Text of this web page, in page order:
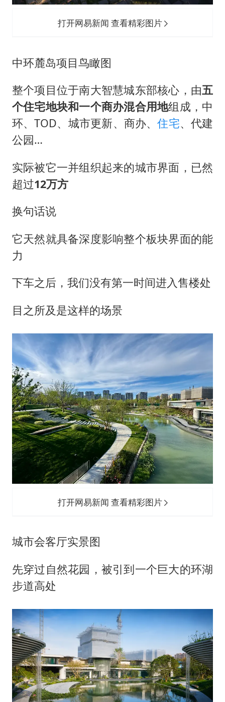
打开网易新闻 查看精彩图片
中环麓岛项目鸟瞰图
整个项目位于南大智慧城东部核心，由五
个住宅地块和一个商办混合用地组成，中
环、TOD、城市更新、商办、住宅、代建
公园…
实际被它一并组织起来的城市界面，已然
超过12万方
换句话说
它天然就具备深度影响整个板块界面的能
力
下车之后，我们没有第一时间进入售楼处
目之所及是这样的场景
打开网易新闻 查看精彩图片
城市会客厅实景图
先穿过自然花园，被引到一个巨大的环湖
步道高处